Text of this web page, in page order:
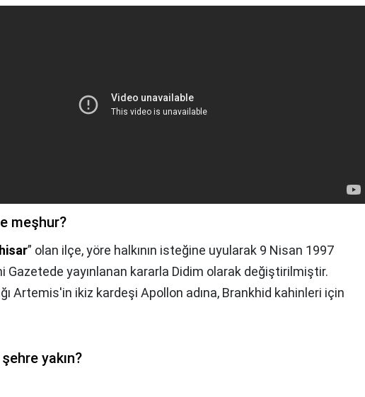
meşhur?
” olan ilçe, yöre halkının isteğine uyularak 9 Nisan 1997
Gazetede yayınlanan kararla Didim olarak değiştirilmiştir.
Artemis'in ikiz kardeşi Apollon adına, Brankhid kahinleri için
yakın?